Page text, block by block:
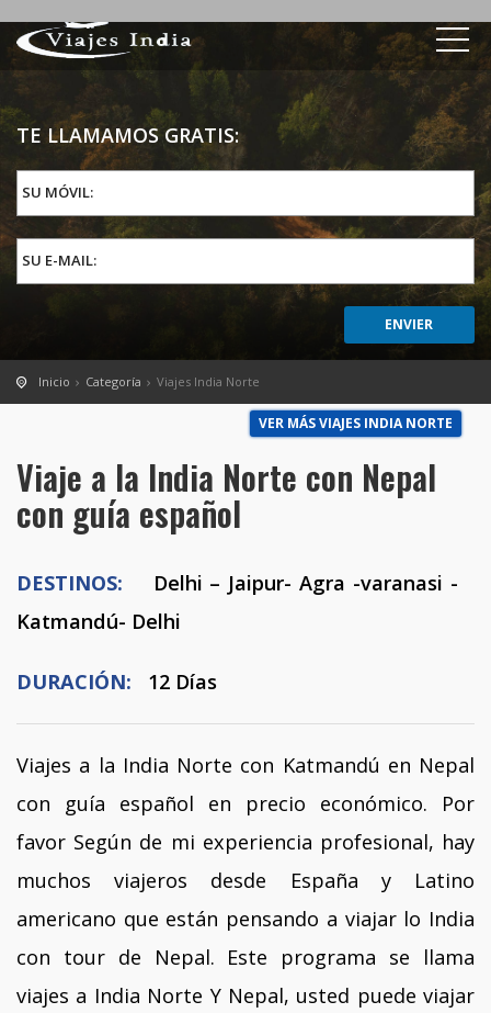
TE LLAMAMOS GRATIS:
SU MÓVIL:
SU E-MAIL:
Inicio Categoría Viajes India Norte
VER MÁS VIAJES INDIA NORTE
Viaje a la India Norte con Nepal
con guía español
DESTINOS: Delhi – Jaipur- Agra -varanasi -
Katmandú- Delhi
DURACIÓN: 12 Días
Viajes a la India Norte con Katmandú en Nepal
con guía español en precio económico. Por
favor Según de mi experiencia profesional, hay
muchos viajeros desde España y Latino
americano que están pensando a viajar lo India
con tour de Nepal. Este programa se llama
viajes a India Norte Y Nepal, usted puede viajar